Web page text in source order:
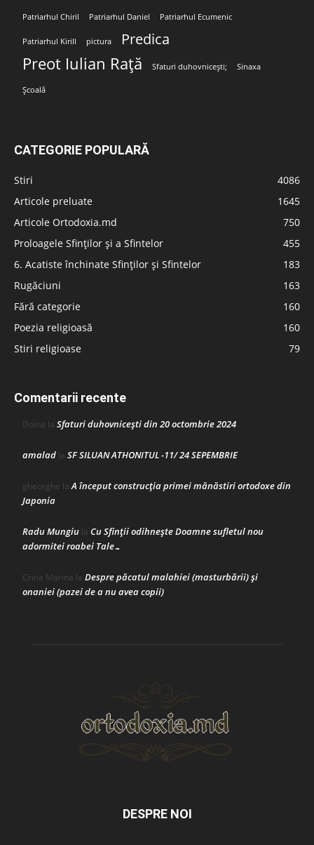
Patriarhul Chiril Patriarhul Daniel Patriarhul Ecumenic
Patriarhul Kirill pictura Predica
Preot Iulian Rață Sfaturi duhovnicești; Sinaxa
Școală
CATEGORIE POPULARĂ
Stiri
4086
Articole preluate
1645
Articole Ortodoxia.md
750
Proloagele Sfinților și a Sfintelor
455
6. Acatiste închinate Sfinților și Sfintelor
183
Rugăciuni
163
Fără categorie
160
Poezia religioasă
160
Stiri religioase
79
Comentarii recente
Doina la Sfaturi duhovnicești din 20 octombrie 2024
amalad la SF SILUAN ATHONITUL -11/ 24 SEPEMBRIE
gheorghe laA început construcţia primei mănăstiri ortodoxe din
Japonia
Radu Mungiu la Cu Sfinții odihnește Doamne sufletul nou
adormitei roabei Tale…
Crina Marina la Despre păcatul malahiei (masturbării) şi
onaniei (pazei de a nu avea copii)
DESPRE NOI